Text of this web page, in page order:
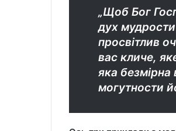
„Щоб Бог
дух
просвітлив
вас кличе,
яка
могутности